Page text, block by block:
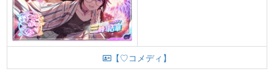
【♡コメディ】